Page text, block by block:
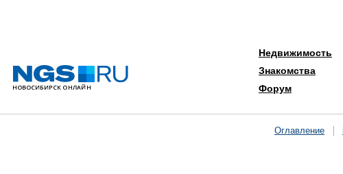
Недвижимость
Знакомства
Форум
Оглавление